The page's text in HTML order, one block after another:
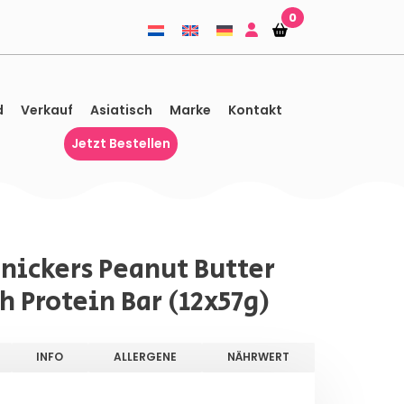
Einkaufskorb
Einkaufskorb
0
Verkauf Asiatisch Marke
Kontakt
Jetzt Bestellen
Peanut Butter
Protein Bar (12x57g)
INFO ALLERGENE NÄHRWERT